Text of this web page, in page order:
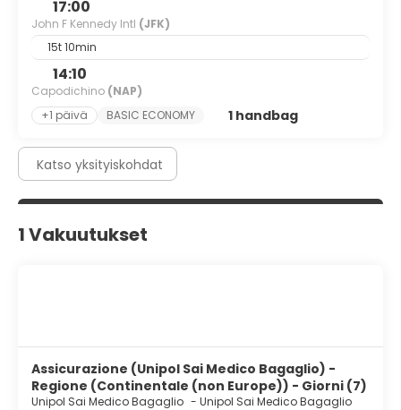
17:00
John F Kennedy Intl (JFK)
15t 10min
14:10
Capodichino (NAP)
+1 päivä
BASIC ECONOMY 1 handbag
Katso yksityiskohdat
1 Vakuutukset
Assicurazione (Unipol Sai Medico Bagaglio) -
Regione (Continentale (non Europe)) - Giorni (7)
Unipol Sai Medico Bagaglio - Unipol Sai Medico Bagaglio